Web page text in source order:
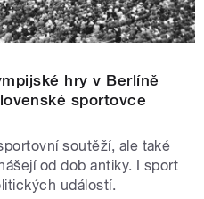
hry v Berlíně
sportovce
soutěží, ale také
od dob antiky. I sport
událostí.